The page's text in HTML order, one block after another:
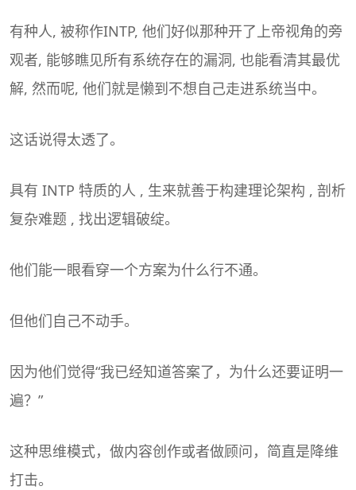
有种人, 被称作INTP, 他们好似那种开了上帝视角的旁
观者, 能够瞧见所有系统存在的漏洞, 也能看清其最优
解, 然而呢, 他们就是懒到不想自己走进系统当中。
这话说得太透了。
具有 INTP 特质的人 , 生来就善于构建理论架构 , 剖析
复杂难题 , 找出逻辑破绽。
他们能一眼看穿一个方案为什么行不通。
但他们自己不动手。
因为他们觉得“我已经知道答案了，为什么还要证明一
遍？”
这种思维模式，做内容创作或者做顾问，简直是降维
打击。